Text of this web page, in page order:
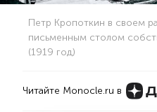
Петр Кропоткин в своем
письменным столом
(1919 год)
Читайте Monocle.ru в